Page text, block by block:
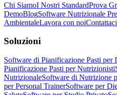
Chi SiamoI Nostri StandardProva
DemoBlogSoftware Nutrizionale
AmbientaleLavora con noiContattaci
Soluzioni
Software di Pianificazione Pasti per
Pianificazione Pasti per Nutrizionisti
NutrizionaleSoftware di Nutrizione
per Personal TrainerSoftware per